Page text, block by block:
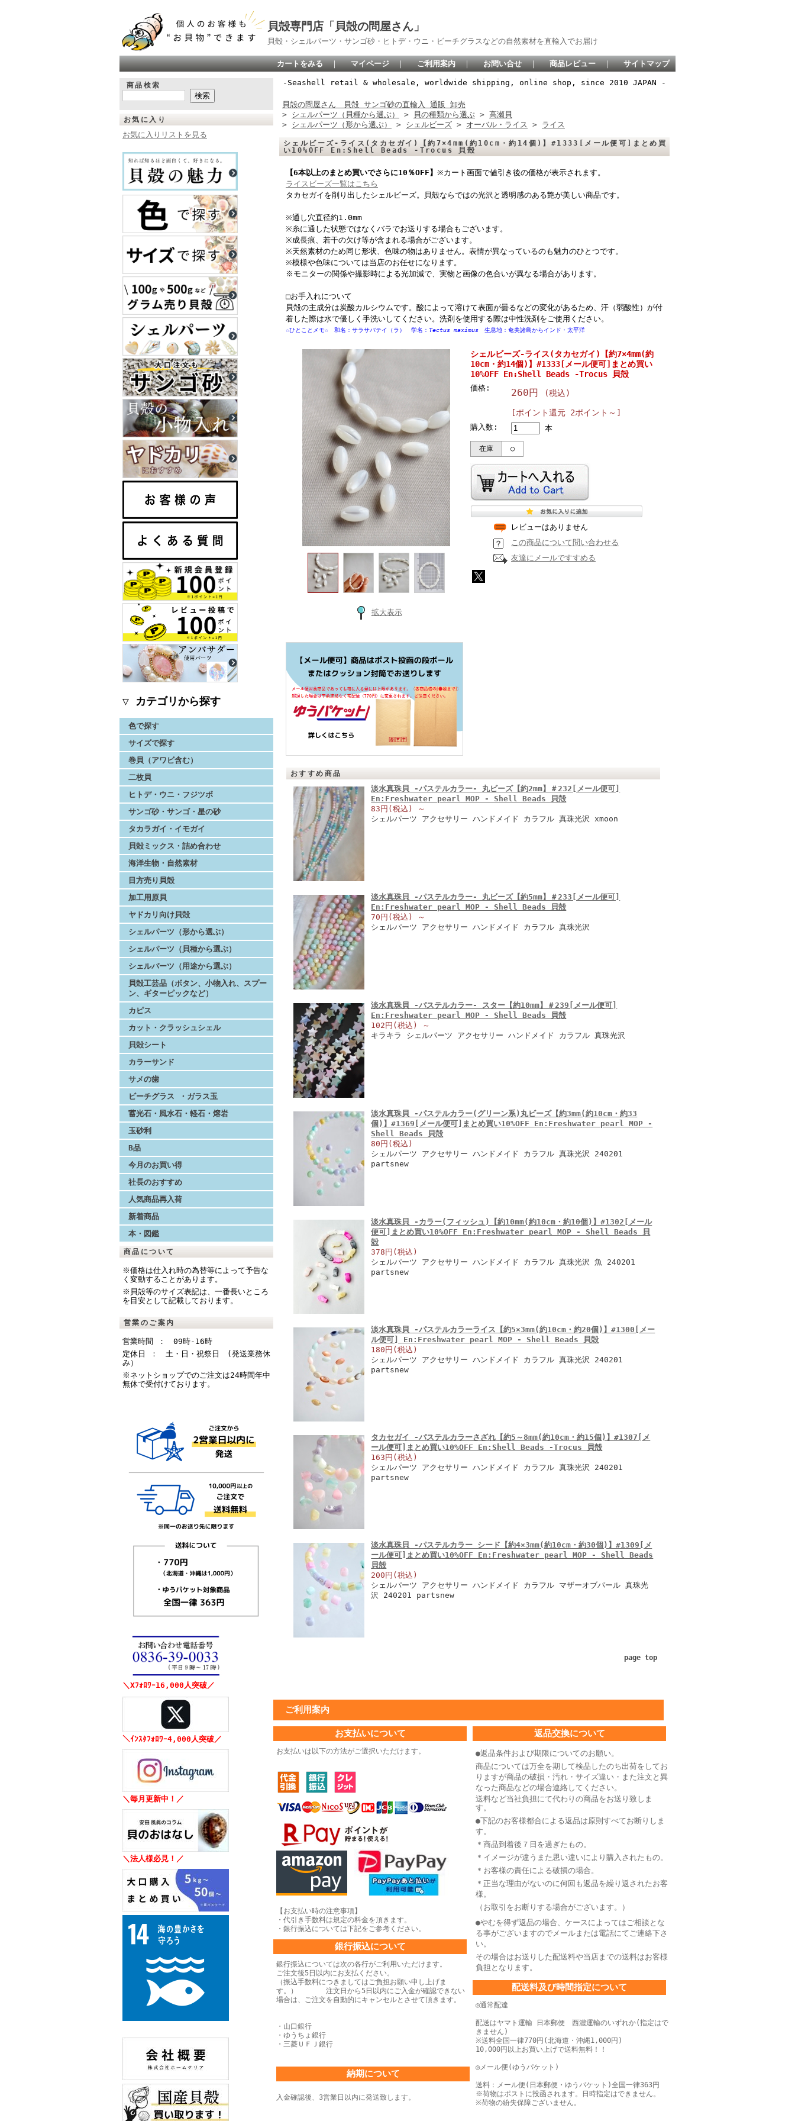
貝殻専門店「貝殻の問屋さん」
貝殻・シェルパーツ・サンゴ砂・ヒトデ・ウニ・ビーチグラスなどの自然素材を直輸入でお届け
カートをみる ｜ マイページ ｜ ご利用案内 ｜ お問い合せ ｜ 商品レビュー ｜ サイトマップ
商品検索
お気に入り
お気に入りリストを見る
▽ カテゴリから探す
色で探す
サイズで探す
巻貝（アワビ含む）
二枚貝
ヒトデ・ウニ・フジツボ
サンゴ砂・サンゴ・星の砂
タカラガイ・イモガイ
貝殻ミックス・詰め合わせ
海洋生物・自然素材
目方売り貝殻
加工用原貝
ヤドカリ向け貝殻
シェルパーツ（形から選ぶ）
シェルパーツ（貝種から選ぶ）
シェルパーツ（用途から選ぶ）
貝殻工芸品（ボタン、小物入れ、スプー
ン、ギターピックなど）
カピス
カット・クラッシュシェル
貝殻シート
カラーサンド
サメの歯
ビーチグラス ・ガラス玉
蓄光石・風水石・軽石・熔岩
玉砂利
B品
今月のお買い得
社長のおすすめ
人気商品再入荷
新着商品
本・図鑑
商品について
※価格は仕入れ時の為替等によって予告な
く変動することがあります。
※貝殻等のサイズ表記は、一番長いところ
を目安として記載しております。
営業のご案内
営業時間 ： 09時-16時
定休日 ： 土・日・祝祭日 (発送業務休
み）
※ネットショップでのご注文は24時間年中
無休で受付けております。
＼Xﾌｫﾛﾜｰ16,000人突破／
＼ｲﾝｽﾀﾌｫﾛﾜｰ4,000人突破／
＼毎月更新中！／
＼法人様必見！／
-Seashell retail & wholesale, worldwide shipping, online shop, since 2010 JAPAN -
貝殻の問屋さん 貝殻 サンゴ砂の直輸入 通販 卸売
> シェルパーツ（貝種から選ぶ） > 貝の種類から選ぶ > 高瀬貝
> シェルパーツ（形から選ぶ） > シェルビーズ > オーバル・ライス > ライス
シェルビーズ-ライス(タカセガイ)【約7×4mm(約10cm・約14個)】#1333[メール便可]まとめ買
い10%OFF En:Shell Beads -Trocus 貝殻
【6本以上のまとめ買いでさらに10％OFF】 ※カート画面で値引き後の価格が表示されます。
ライスビーズ一覧はこちら
タカセガイを削り出したシェルビーズ。貝殻ならではの光沢と透明感のある艶が美しい商品です。
※通し穴直径約1.0mm
※糸に通した状態ではなくバラでお送りする場合もございます。
※成長痕、若干の欠け等が含まれる場合がございます。
※天然素材のため同じ形状、色味の物はありません。表情が異なっているのも魅力のひとつです。
※模様や色味については当店のお任せになります。
※モニターの関係や撮影時による光加減で、実物と画像の色合いが異なる場合があります。
□お手入れについて
貝殻の主成分は炭酸カルシウムです。酸によって溶けて表面が曇るなどの変化があるため、汗（弱酸性）が付
着した際は水で優しく手洗いしてください。洗剤を使用する際は中性洗剤をご使用ください。
☆ひとことメモ☆ 和名：サラサバテイ（ラ） 学名： Tectus maximus 生息地：奄美諸島からインド・太平洋
拡大表示
シェルビーズ-ライス(タカセガイ)【約7×4mm(約
10cm・約14個)】#1333[メール便可]まとめ買い
10%OFF En:Shell Beads -Trocus 貝殻
価格: 260円 (税込)
[ポイント還元 2ポイント～]
購入数: 本
在庫 ○
レビューはありません
この商品について問い合わせる
友達にメールですすめる
おすすめ商品
淡水真珠貝 -パステルカラー- 丸ビーズ【約2mm】＃232[メール便可]
En:Freshwater pearl MOP - Shell Beads 貝殻
83円(税込)
～
シェルパーツ アクセサリー ハンドメイド カラフル 真珠光沢 xmoon
淡水真珠貝 -パステルカラー- 丸ビーズ【約5mm】＃233[メール便可]
En:Freshwater pearl MOP - Shell Beads 貝殻
70円(税込)
～
シェルパーツ アクセサリー ハンドメイド カラフル 真珠光沢
淡水真珠貝 -パステルカラー- スター【約10mm】＃239[メール便可]
En:Freshwater pearl MOP - Shell Beads 貝殻
102円(税込)
～
キラキラ シェルパーツ アクセサリー ハンドメイド カラフル 真珠光沢
淡水真珠貝 -パステルカラー(グリーン系)丸ビーズ【約3mm(約10cm・約33
個)】#1369[メール便可]まとめ買い10%OFF En:Freshwater pearl MOP -
Shell Beads 貝殻
80円(税込)
シェルパーツ アクセサリー ハンドメイド カラフル 真珠光沢 240201
partsnew
淡水真珠貝 -カラー(フィッシュ)【約10mm(約10cm・約10個)】#1302[メール
便可]まとめ買い10%OFF En:Freshwater pearl MOP - Shell Beads 貝
殻
378円(税込)
シェルパーツ アクセサリー ハンドメイド カラフル 真珠光沢 魚 240201
partsnew
淡水真珠貝 -パステルカラーライス【約5×3mm(約10cm・約20個)】#1300[メー
ル便可] En:Freshwater pearl MOP - Shell Beads 貝殻
180円(税込)
シェルパーツ アクセサリー ハンドメイド カラフル 真珠光沢 240201
partsnew
タカセガイ -パステルカラーさざれ【約5～8mm(約10cm・約15個)】#1307[メ
ール便可]まとめ買い10%OFF En:Shell Beads -Trocus 貝殻
163円(税込)
シェルパーツ アクセサリー ハンドメイド カラフル 真珠光沢 240201
partsnew
淡水真珠貝 -パステルカラー シード【約4×3mm(約10cm・約30個)】#1309[メ
ール便可]まとめ買い10%OFF En:Freshwater pearl MOP - Shell Beads
貝殻
200円(税込)
シェルパーツ アクセサリー ハンドメイド カラフル マザーオブパール 真珠光
沢 240201 partsnew
page top
ご利用案内
お支払いについて
お支払いは以下の方法がご選択いただけます。
【お支払い時の注意事項】
・代引き手数料は規定の料金を頂きます。
・銀行振込については下記をご参考ください。
銀行振込について
銀行振込については次の各行がご利用いただけます。
ご注文後5日以内にお支払ください。
（振込手数料につきましてはご負担お願い申し上げま
す。） 注文日から5日以内にご入金が確認できない
場合は、 ご注文を自動的にキャンセルとさせて頂きます。
・山口銀行
・ゆうちょ銀行
・三菱ＵＦＪ銀行
納期について
入金確認後、3営業日以内に発送致します。
返品交換について
●返品条件および期限についてのお願い。
商品については万全を期して検品したのち出荷をしてお
りますが商品の破損・汚れ・サイズ違い・また注文と異
なった商品などの場合連絡してください。
送料など当社負担にて代わりの商品をお送り致しま
す。
●下記のお客様都合による返品は原則すべてお断りしま
す。
＊商品到着後７日を過ぎたもの。
＊イメージが違うまた思い違いにより購入されたもの。
＊お客様の責任による破損の場合。
＊正当な理由がないのに何回も返品を繰り返されたお客
様。
（お取引をお断りする場合がございます。）
●やむを得ず返品の場合、ケースによってはご相談とな
る事がございますのでメールまたは電話にてご連絡下さ
い。
その場合はお送りした配送料や当店までの送料はお客様
負担となります。
配送料及び時間指定について
◎通常配達
配送はヤマト運輸 日本郵便 西濃運輸のいずれか(指定はで
きません)
※送料全国一律770円(北海道・沖縄1,000円)
10,000円以上お買い上げで送料無料！！
◎メール便(ゆうパケット)
送料：メール便(日本郵便・ゆうパケット)全国一律363円
※荷物はポストに投函されます。日時指定はできません。
※荷物の紛失保障ございません。